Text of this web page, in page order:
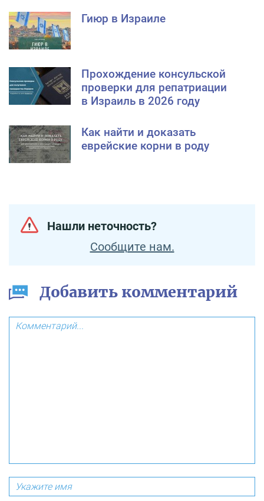
Гиюр в Израиле
Прохождение консульской
проверки для репатриации
в Израиль в 2026 году
Как найти и доказать
еврейские корни в роду
Нашли неточность?
Сообщите нам.
Добавить комментарий